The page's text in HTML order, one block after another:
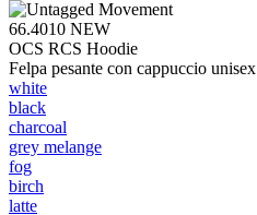
66.4010 NEW
OCS RCS Hoodie
Felpa pesante con cappuccio unisex
white
black
charcoal
grey melange
fog
birch
latte